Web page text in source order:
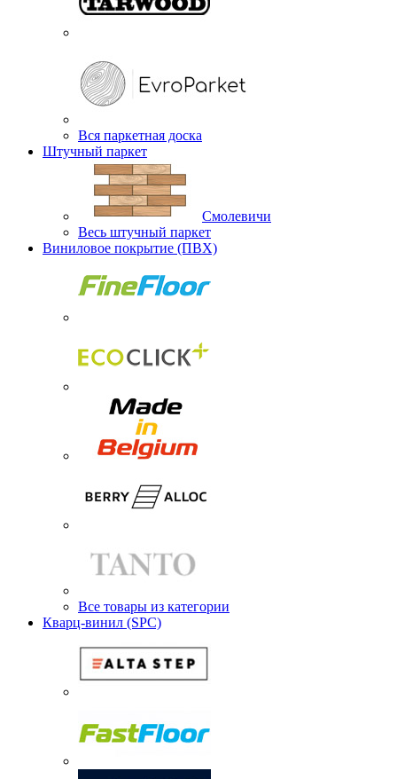
Вся паркетная доска
Штучный паркет
Смолевичи
Весь штучный паркет
Виниловое покрытие (ПВХ)
Все товары из категории
Кварц-винил (SPC)